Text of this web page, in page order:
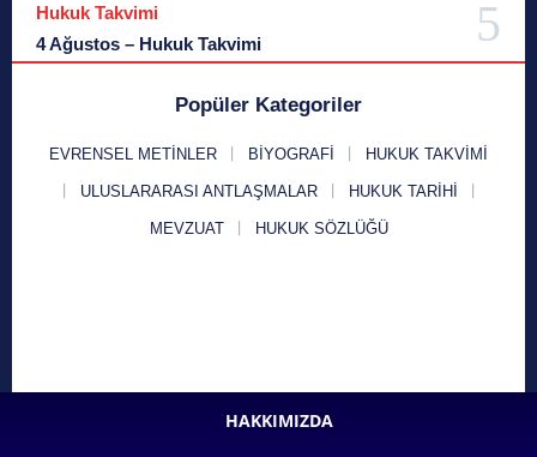
Hukuk Takvimi
4 Ağustos – Hukuk Takvimi
Popüler Kategoriler
EVRENSEL METINLER BIYOGRAFI HUKUK TAKVIMI
ULUSLARARASI ANTLAŞMALAR HUKUK TARIHI
MEVZUAT HUKUK SÖZLÜĞÜ
HAKKIMIZDA